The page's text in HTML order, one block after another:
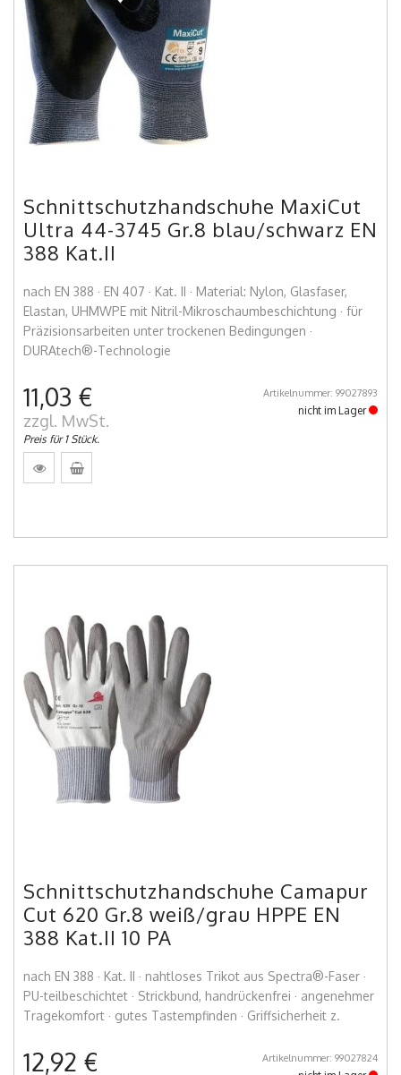
Schnittschutzhandschuhe MaxiCut
Ultra 44-3745 Gr.8 blau/schwarz EN
388 Kat.II
nach EN 388 · EN 407 · Kat. II · Material: Nylon, Glasfaser,
Elastan, UHMWPE mit Nitril-Mikroschaumbeschichtung · für
Präzisionsarbeiten unter trockenen Bedingungen ·
DURAtech®-Technologie
11,03 €
zzgl. MwSt.
Preis für 1 Stück.
Artikelnummer: 99027893
nicht im Lager
Schnittschutzhandschuhe Camapur
Cut 620 Gr.8 weiß/grau HPPE EN
388 Kat.II 10 PA
nach EN 388 · Kat. II · nahtloses Trikot aus Spectra®-Faser ·
PU-teilbeschichtet · Strickbund, handrückenfrei · angenehmer
Tragekomfort · gutes Tastempfinden · Griffsicherheit z.
12,92 € Artikelnummer: 99027824